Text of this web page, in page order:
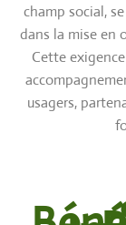
champ social,
dans la mise en
Cette
usagers,